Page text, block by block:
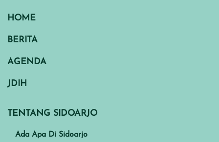
LOWONGAN KERJA
Jangan lupa share & tag ke temen kalian ya
Ingin lowongan kerja terbaru dari disnaker
.♡ @disnakersidoarjo
.♡@disnakersidoarjo
HOME
BERITA
AGENDA
JDIH
TENTANG SIDOARJO
Ada Apa Di Sidoarjo